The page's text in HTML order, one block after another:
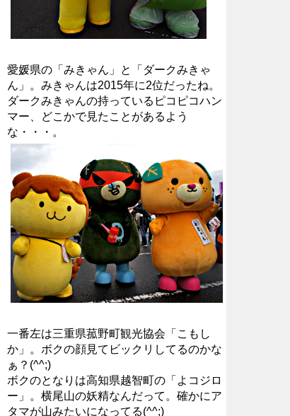
愛媛県の「みきゃん」と「ダークみきゃ
ん」。みきゃんは2015年に2位だったね。
ダークみきゃんの持っているピコピコハン
マー、どこかで見たことがあるよう
な・・・。
一番左は三重県菰野町観光協会「こもし
か」。ボクの顔見てビックリしてるのかな
ぁ？(^^;)
ボクのとなりは高知県越智町の「よコジロ
ー」。横尾山の妖精なんだって。確かにア
タマが山みたいになってる(^^;)